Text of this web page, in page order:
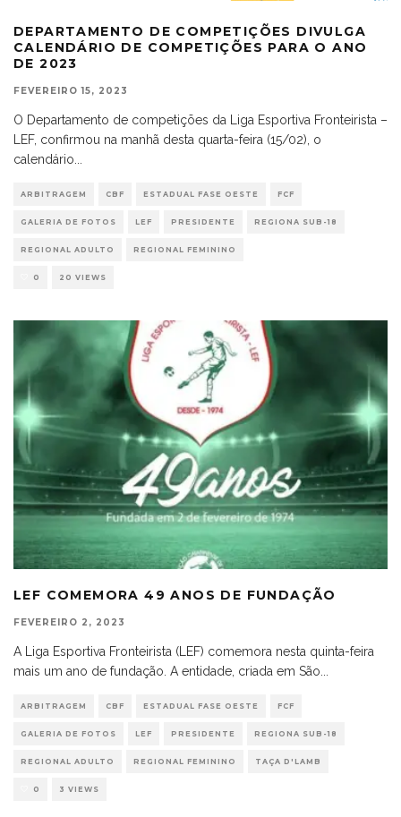
DEPARTAMENTO DE COMPETIÇÕES DIVULGA
CALENDÁRIO DE COMPETIÇÕES PARA O ANO
DE 2023
FEVEREIRO 15, 2023
O Departamento de competições da Liga Esportiva Fronteirista –
LEF, confirmou na manhã desta quarta-feira (15/02), o
calendário
ARBITRAGEM CBF ESTADUAL FASE OESTE FCF
GALERIA DE FOTOS LEF PRESIDENTE REGIONA SUB-18
REGIONAL ADULTO REGIONAL FEMININO
0 20 VIEWS
LEF COMEMORA 49 ANOS DE FUNDAÇÃO
FEVEREIRO 2, 2023
A Liga Esportiva Fronteirista (LEF) comemora nesta quinta-feira
mais um ano de fundação. A entidade, criada em São...
ARBITRAGEM CBF ESTADUAL FASE OESTE FCF
GALERIA DE FOTOS LEF PRESIDENTE REGIONA SUB-18
REGIONAL ADULTO REGIONAL FEMININO TAÇA D'LAMB
0 3 VIEWS